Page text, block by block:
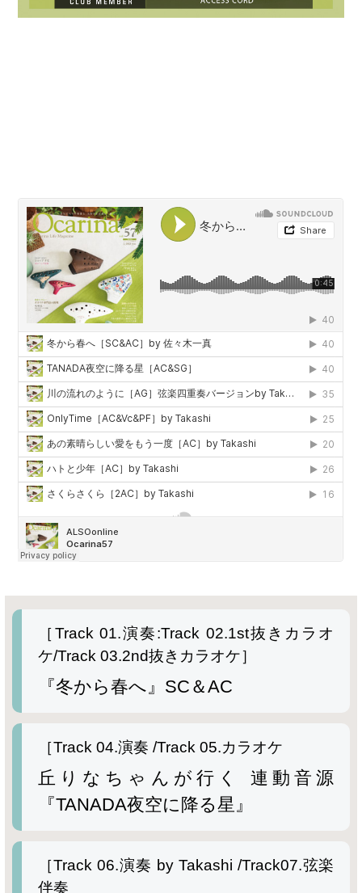
［Track01.演奏:Track 02.1st抜きカラオ
ケ/Track03.2nd抜きカラオケ］
『冬から春へ』SC＆AC
［Track04.演奏 /Track05.カラオケ
丘りなちゃんが行く 連動音源
『TANADA夜空に降る星』
［Track 06.演奏 by Takashi /Track07.弦楽
伴奏